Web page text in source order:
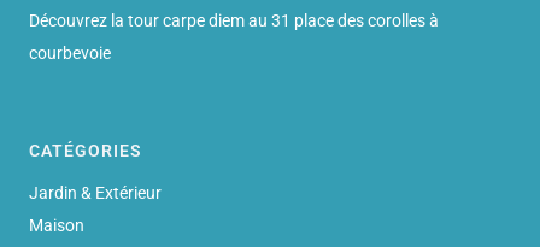
Découvrez la tour carpe diem au 31 place des corolles à
courbevoie
CATÉGORIES
Jardin & Extérieur
Maison